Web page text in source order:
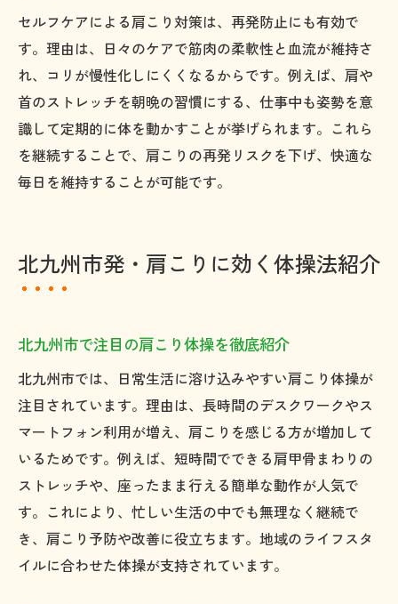
セルフケアによる肩こり対策は、再発防止にも有効で
す。理由は、日々のケアで筋肉の柔軟性と血流が維持さ
れ、コリが慢性化しにくくなるからです。例えば、肩や
首のストレッチを朝晩の習慣にする、仕事中も姿勢を意
識して定期的に体を動かすことが挙げられます。これら
を継続することで、肩こりの再発リスクを下げ、快適な
毎日を維持することが可能です。
北九州市発・肩こりに効く体操法紹介
北九州市で注目の肩こり体操を徹底紹介
北九州市では、日常生活に溶け込みやすい肩こり体操が
注目されています。理由は、長時間のデスクワークやス
マートフォン利用が増え、肩こりを感じる方が増加して
いるためです。例えば、短時間でできる肩甲骨まわりの
ストレッチや、座ったまま行える簡単な動作が人気で
す。これにより、忙しい生活の中でも無理なく継続で
き、肩こり予防や改善に役立ちます。地域のライフスタ
イルに合わせた体操が支持されています。